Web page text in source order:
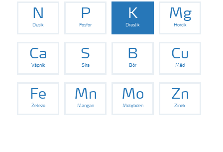
Bezpečnost hnojiv
Dokumenty
N
Dusík
P
Fosfor
K
Draslík
Mg
Hořčík
Ca
Vápník
S
Síra
B
Bór
Cu
Měď
Fe
Železo
Mn
Mangan
Mo
Molybden
Zn
Zinek